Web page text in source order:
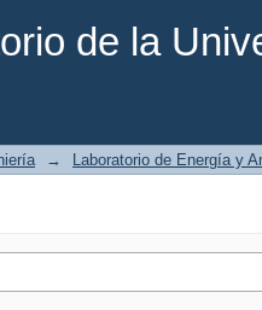
de la
→ Laboratorio de Energía y